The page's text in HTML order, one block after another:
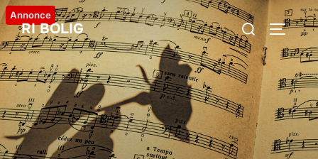
Videre
til
indhold
RI BOLIG
Søg
efter:
SLÅ
Annonce